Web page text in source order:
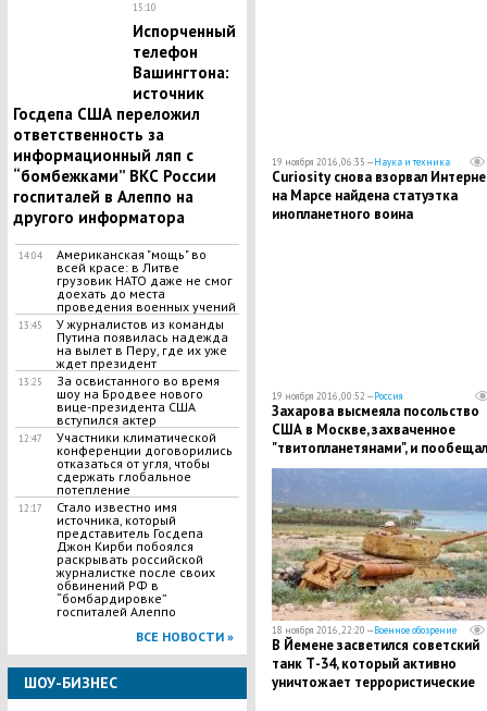
15:10
Испорченный
телефон
Вашингтона:
источник
Госдепа США переложил
ответственность за
информационный ляп с
“бомбежками” ВКС России
госпиталей в Алеппо на
другого информатора
14:04
Американская "мощь" во
всей красе: в Литве
грузовик НАТО даже не смог
доехать до места
проведения военных учений
13:45
У журналистов из команды
Путина появилась надежда
на вылет в Перу, где их уже
ждет президент
13:25
За освистанного во время
шоу на Бродвее нового
вице-президента США
вступился актер
12:47
Участники климатической
конференции договорились
отказаться от угля, чтобы
сдержать глобальное
потепление
12:17
Стало известно имя
источника, который
представитель Госдепа
Джон Кирби побоялся
раскрывать российской
журналистке после своих
обвинений РФ в
“бомбардировке”
госпиталей Алеппо
ВСЕ НОВОСТИ »
ШОУ-БИЗНЕС
19 ноября 2016, 06:35 —Наука и техника
Curiosity снова взорвал
на Марсе найдена статуэтка
инопланетного воина
19 ноября 2016, 00:52 —Россия
Захарова высмеяла посольство
США в Москве, захваченное
"твитопланетянами", и
скорое спасение
18 ноября 2016, 22:20 —Военное обозрение
В Йемене засветился советский
танк Т-34, который активно
уничтожает террористические